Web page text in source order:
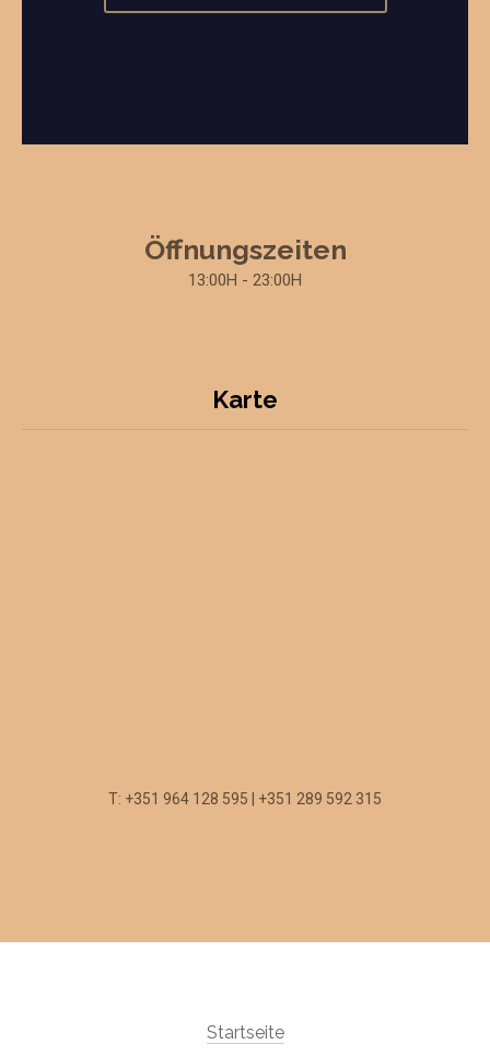
Öffnungszeiten
13:00H - 23:00H
Karte
T: +351 964 128 595 | +351 289 592 315
Startseite